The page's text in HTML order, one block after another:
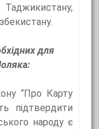
для
“Про Карту
підтвердити
народу є